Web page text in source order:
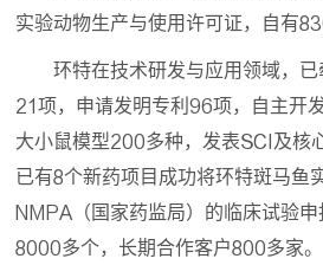
实验动物生产与使用许可证，自有
环特在技术研发与应用领域，
21项，申请发明专利96项，自主开
大小鼠模型200多种，发表SCI及核
已有8个新药项目成功将环特斑马鱼
NMPA（国家药监局）的临床试验
8000多个，长期合作客户800多家。